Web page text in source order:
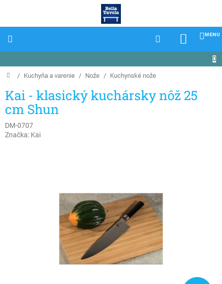
Domov
/ Kuchyňa a varenie / Nože / Kuchynské nože
Kai - klasický kuchársky nôž 25
cm Shun
DM-0707
Značka: Kai